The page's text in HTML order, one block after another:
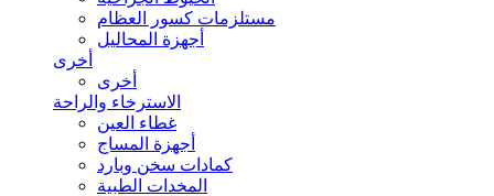
مستلزمات كسور العظام
أجهزة المحاليل
أخرى
أخرى
الاسترخاء والراحة
غطاء العين
أجهزة المساج
كمادات سخن وبارد
المخدات الطبية